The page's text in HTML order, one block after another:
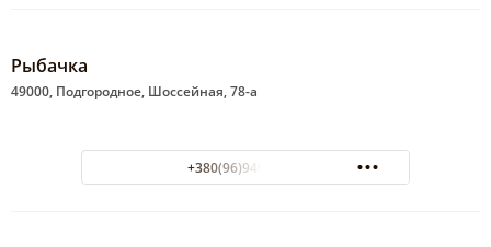
Рыбачка
49000, Подгородное, Шоссейная, 78-а
+380(96)949-43-70